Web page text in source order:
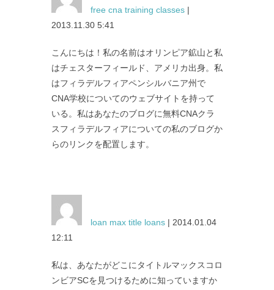
free cna training classes |
2013.11.30 5:41
こんにちは！私の名前はオリンピア鉱山と私
はチェスターフィールド、アメリカ出身。私
はフィラデルフィアペンシルバニア州で
CNA学校についてのウェブサイトを持って
いる。私はあなたのブログに無料CNAクラ
スフィラデルフィアについての私のブログか
らのリンクを配置します。
loan max title loans | 2014.01.04
12:11
私は、あなたがどこにタイトルマックスコロ
ンビアSCを見つけるために知っていますか